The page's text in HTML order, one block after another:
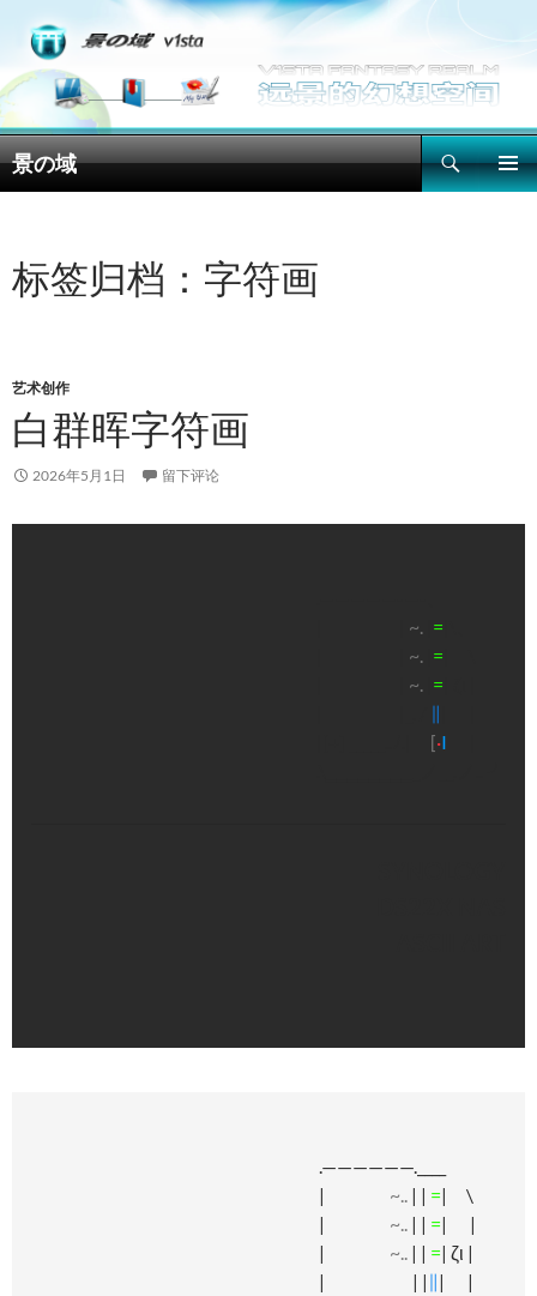
景の域
搜
索
文
标签归档：字符画
艺术创作
白群晖字符画
2026年5月1日 留下评论
~. =
~. =
~. =
∥
[·I
.——————.____
| ~.. | | =| \
| ~.. | | =| |
| ~.. | | =| ζι |
| | | ∥| |